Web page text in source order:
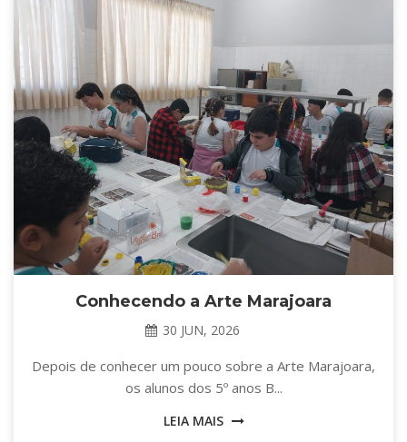
Conhecendo a Arte Marajoara
30 JUN, 2026
Depois de conhecer um pouco sobre a Arte Marajoara,
os alunos dos 5º anos B...
LEIA MAIS